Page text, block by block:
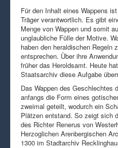
Für den Inhalt eines Wappens
Träger verantwortlich. Es gibt
Menge von Wappen und somit
unglaubliche Fülle der Motive.
haben den heraldischen Regeln
entsprechen. Über ihre
früher das Heroldsamt. Heute
Staatsarchiv diese Aufgabe
Das Wappen des Geschlechtes
anfangs die Form eines
zweimal geteilt, wodurch ein
Plätzen entstand. So zeigt sich
des Richter Renerus von
Herzoglichen Arenbergischen
1300 im Stadtarchiv